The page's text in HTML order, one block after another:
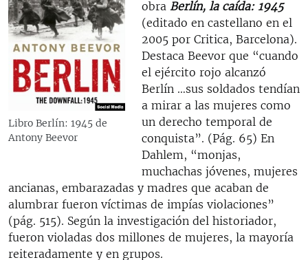
Libro Berlín: 1945 de
Antony Beevor
obra Berlín, la caída: 1945
(editado en castellano en el
2005 por Critica, Barcelona).
Destaca Beevor que “cuando
el ejército rojo alcanzó
Berlín …sus soldados tendían
a mirar a las mujeres como
un derecho temporal de
conquista”. (Pág. 65) En
Dahlem, “monjas,
muchachas jóvenes, mujeres
ancianas, embarazadas y madres que acaban de
alumbrar fueron víctimas de impías violaciones”
(pág. 515). Según la investigación del historiador,
fueron violadas dos millones de mujeres, la mayoría
reiteradamente y en grupos.